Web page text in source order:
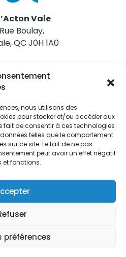
nous utilisons des
pour stocker et/ou accéder aux
fait de consentir à ces technologies
telles que le comportement
sur ce site. Le fait de ne pas
peut avoir un effet négatif
et fonctions.
préférences
Vale
Boulay,
QC J0H 1A0
joindre
546-2703
informés
alertes municipales